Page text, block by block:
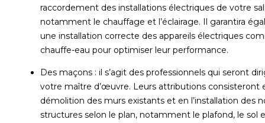
raccordement des installations électriques de votre
notamment le chauffage et l’éclairage. Il garantira
une installation correcte des appareils électriques
chauffe-eau pour optimiser leur performance.
Des maçons : il s’agit des professionnels qui seront
votre maître d’œuvre. Leurs attributions consisteront
démolition des murs existants et en l’installation des
structures selon le plan, notamment le plafond, le sol